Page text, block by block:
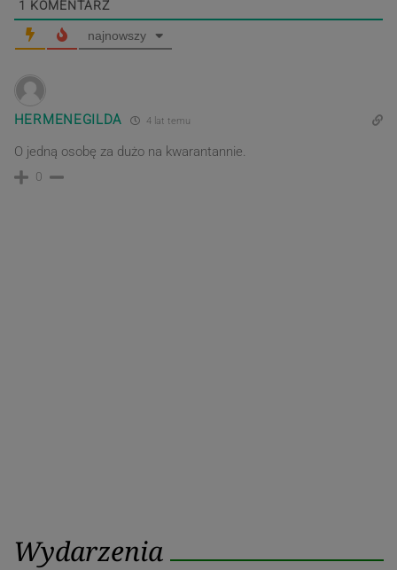
1 KOMENTARZ
najnowszy
HERMENEGILDA 4 lat temu
O jedną osobę za dużo na kwarantannie.
0
Wydarzenia